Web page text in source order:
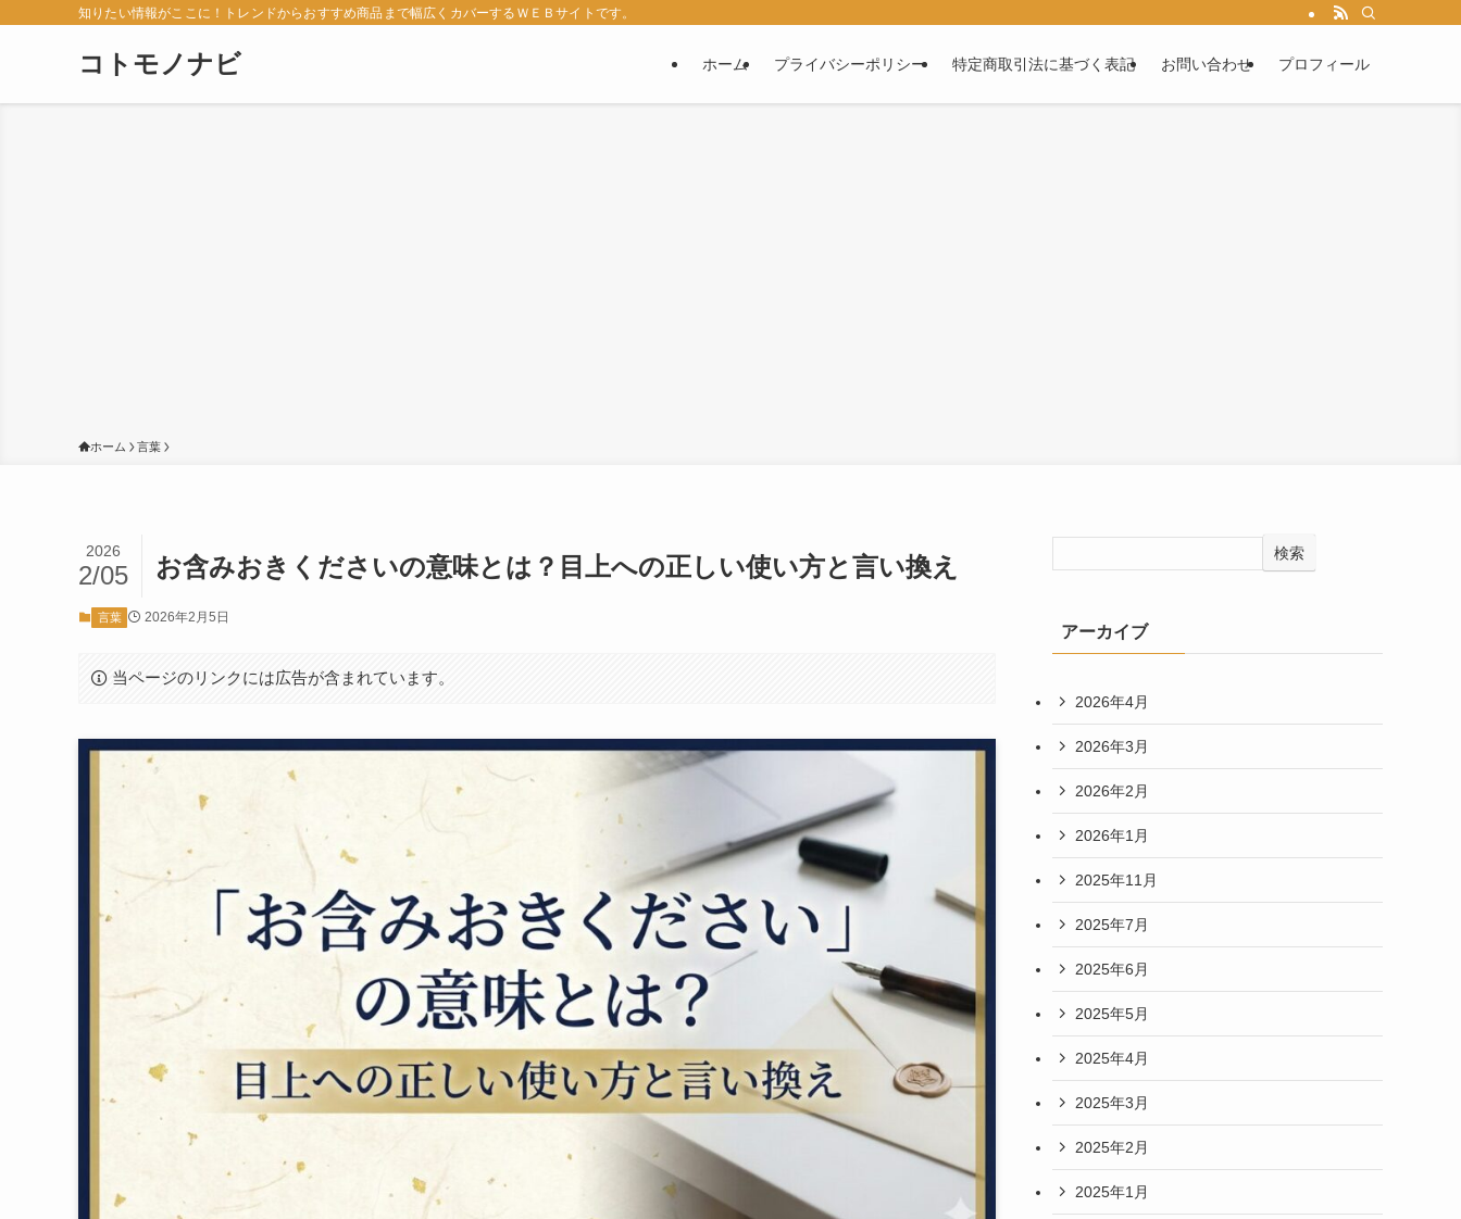
知りたい情報がここに！トレンドからおすすめ商品まで幅広くカバーするＷＥＢサイトです。
コトモノナビ ホーム プライバシーポリシー 特定商取引法に基づく表記 お問い合わせ プロフィール
ホーム 言葉
お含みおきくださいの意味とは？目上への正しい使い方と言い換え
2026
2/05
言葉 2026年2月5日
当ページのリンクには広告が含まれています。
検索
アーカイブ
2026年4月
2026年3月
2026年2月
2026年1月
2025年11月
2025年7月
2025年6月
2025年5月
2025年4月
2025年3月
2025年2月
2025年1月